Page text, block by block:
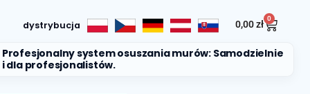
dystrybucja 0,00zł
0
Profesjonalny system osuszania murów: Samodzielnie
i dla profesjonalistów.